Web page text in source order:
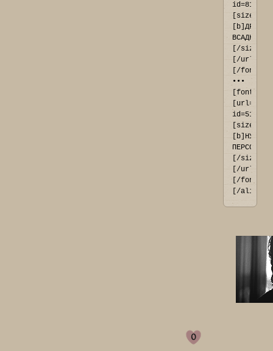
[size=11]
[/size]
[/url]
[/font]
•••
[size=11]
[/size]
[/url]
[/font]
[/align]
0